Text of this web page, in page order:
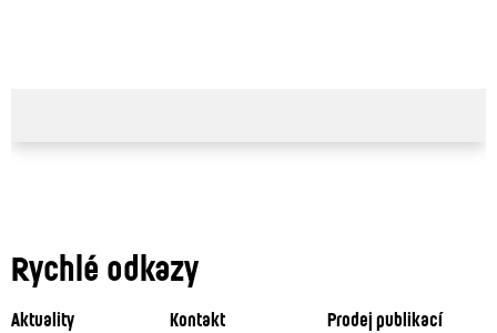
Rychlé odkazy
Aktuality Kontakt
Prodej publikací